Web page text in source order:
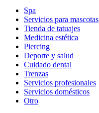
Spa
Servicios para mascotas
Tienda de tatuajes
Medicina estética
Piercing
Deporte y salud
Cuidado dental
Trenzas
Servicios profesionales
Servicios domésticos
Otro